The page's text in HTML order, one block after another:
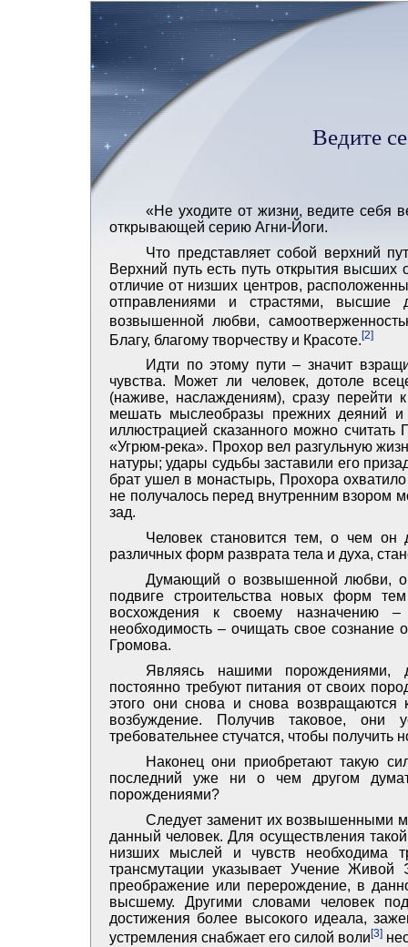
Ведите
«Не уходите от жизни, ведите себя
открывающей серию Агни-Йоги.
Что представляет собой верхний
Верхний путь есть путь открытия
отличие от низших центров,
отправлениями и страстями,
возвышенной любви,
Благу, благому творчеству и Красоте. [2]
Идти по этому пути – значит
чувства. Может ли человек, дотоле
(наживе, наслаждениям), сразу перейти
мешать мыслеобразы прежних деяний и
иллюстрацией сказанного можно
«Угрюм-река». Прохор вел разгульную
натуры; удары судьбы заставили его
брат ушел в монастырь, Прохора
не получалось ­перед внутренним взором
зад.
Человек становится тем, о чем
различных форм разврата тела и духа,
Думающий о возвышенной любви, о
подвиге строительства новых форм
восхождения к своему назначению –
необходимость – очищать свое
Громова.
Являясь нашими порождениями,
постоянно требуют питания от своих
этого они снова и снова
возбуждение. Получив таковое,
требовательнее стучатся, чтобы
Наконец они приобретают такую
последний уже ни о чем другом
порождениями?
Следует заменит их возвышенными
данный человек. Для осуществления
низших мыслей и чувств необходима
трансмутации указывает Учение
преображение или перерождение, в
высшему. Другими словами ­человек
достижения более высокого идеала,
устремления снабжает его силой воли [3]